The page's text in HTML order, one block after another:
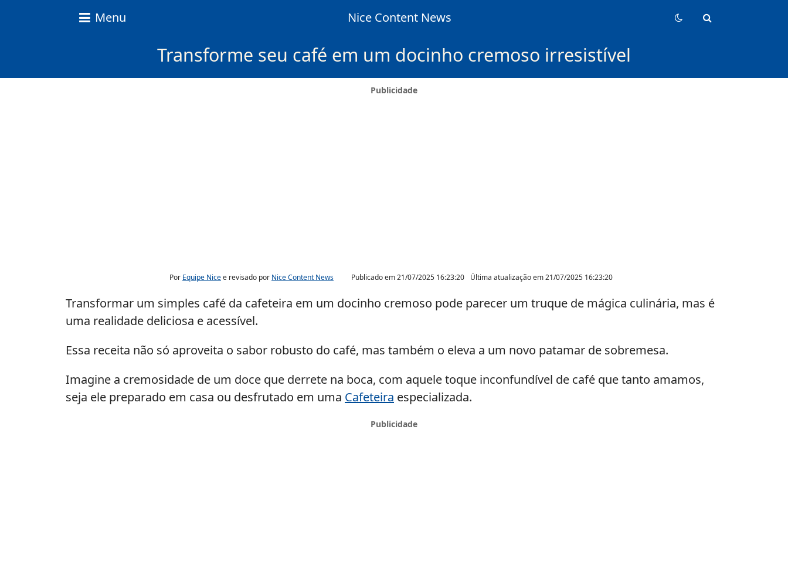
Menu Nice Content News
Transforme seu café em um docinho cremoso irresistível
Por Equipe Nicee revisado por Nice Content News Publicado em21/07/2025 16:23:20 Última atualização em21/07/2025 16:23:20
Transformar um simples café da cafeteira em um docinho cremoso pode parecer um truque de mágica culinária, mas é
uma realidade deliciosa e acessível.
Essa receita não só aproveita o sabor robusto do café, mas também o eleva a um novo patamar de sobremesa.
Imagine a cremosidade de um doce que derrete na boca, com aquele toque inconfundível de café que tanto amamos,
seja ele preparado em casa ou desfrutado em uma Cafeteira especializada.